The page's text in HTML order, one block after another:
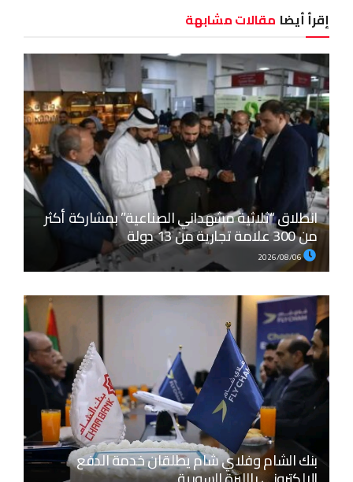
إقرأ أيضا مقالات مشابهة
انطلاق “ثلاثية مشهداني الصناعية” بمشاركة أكثر
من 300 علامة تجارية من 13 دولة
2026/08/06
بنك الشام وفلاي شام يطلقان خدمة الدفع